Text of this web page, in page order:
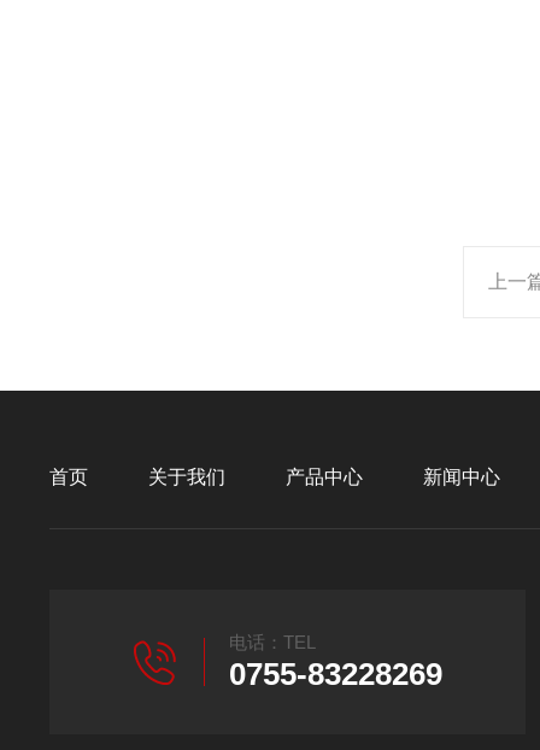
上一
首页 关于我们 产品中心 新闻中心
电话：TEL
0755-83228269